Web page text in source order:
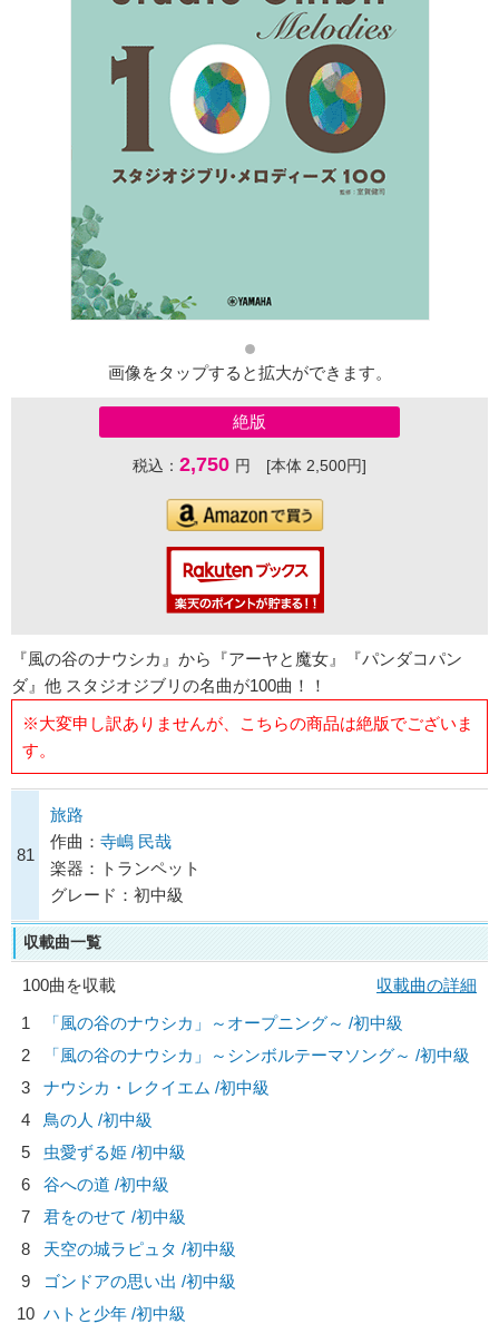
画像をタップすると拡大ができます。
絶版
税込： 2,750 円 [本体 2,500円]
『風の谷のナウシカ』から『アーヤと魔女』『パンダコパン
ダ』他 スタジオジブリの名曲が100曲！！
※大変申し訳ありませんが、こちらの商品は絶版でございま
す。
81
旅路
作曲： 寺嶋 民哉
楽器：トランペット
グレード：初中級
収載曲一覧
100曲を収載
収載曲の詳細
1
「風の谷のナウシカ」～オープニング～ /初中級
2
「風の谷のナウシカ」～シンボルテーマソング～ /初中級
3
ナウシカ・レクイエム /初中級
4
鳥の人 /初中級
5
虫愛ずる姫 /初中級
6
谷への道 /初中級
7
君をのせて /初中級
8
天空の城ラピュタ /初中級
9
ゴンドアの思い出 /初中級
10 ハトと少年 /初中級